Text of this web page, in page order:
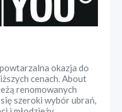
okazja do
cenach. About
renomowanych
szeroki wybór ubrań,